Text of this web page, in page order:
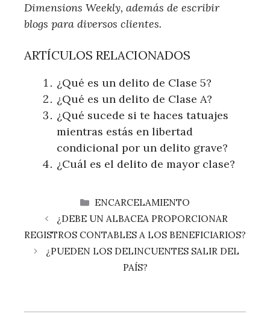
Dimensions Weekly, además de escribir
blogs para diversos clientes.
ARTÍCULOS RELACIONADOS
¿Qué es un delito de Clase 5?
¿Qué es un delito de Clase A?
¿Qué sucede si te haces tatuajes
mientras estás en libertad
condicional por un delito grave?
¿Cuál es el delito de mayor clase?
CATEGORÍAS
ENCARCELAMIENTO
¿DEBE UN ALBACEA PROPORCIONAR
REGISTROS CONTABLES A LOS BENEFICIARIOS?
¿PUEDEN LOS DELINCUENTES SALIR DEL
PAÍS?